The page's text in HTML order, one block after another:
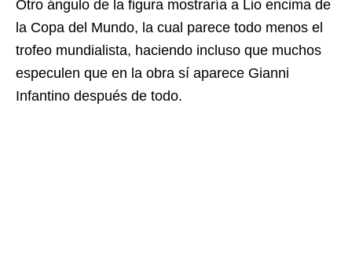
Otro ángulo de la figura mostraría a Lio encima de
la Copa del Mundo, la cual parece todo menos el
trofeo mundialista, haciendo incluso que muchos
especulen que en la obra sí aparece Gianni
Infantino después de todo.